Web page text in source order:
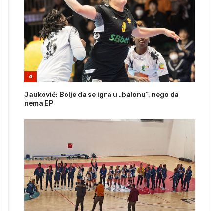
4
Jauković: Bolje da se igra u „balonu”, nego da
nema EP